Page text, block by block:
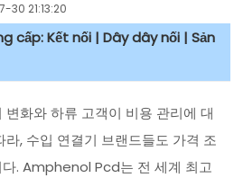
30 21:13:20
cấp: Kết nối | Dây dây nối | Sản
화와 하류 고객이 비용 관리에 대
, 수입 연결기 브랜드들도 가격 조
. Amphenol Pcd는 전 세계 최고